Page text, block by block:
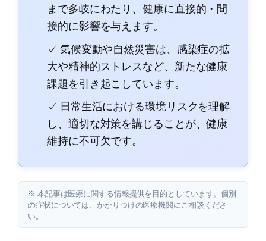
まで多岐にわたり、健康に直接的・間
接的に影響を与えます。
✓ 気候変動や自然災害は、感染症の拡
大や精神的ストレスなど、新たな健康
課題を引き起こしています。
✓ 日常生活における環境リスクを理解
し、適切な対策を講じることが、健康
維持に不可欠です。
※ 本記事は医療に関する情報提供を目的としています。個別
の症状については、かかりつけの医療機関にご相談くださ
い。